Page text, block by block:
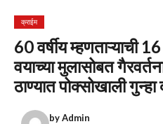
क्राईम
60 वर्षीय म्हणताऱ्याची 16
वयाच्या मुलासोबत
ठाण्यात पोक्सोखाली
byAdmin